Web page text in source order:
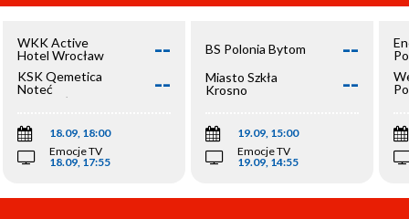
WKK Active
Hotel Wrocław
--
KSK Qemetica
Noteć
Inowrocław
--
18.09, 18:00
Emocje TV
18.09, 17:55
BS Polonia Bytom --
Miasto Szkła
Krosno
--
19.09, 15:00
Emocje TV
19.09, 14:55